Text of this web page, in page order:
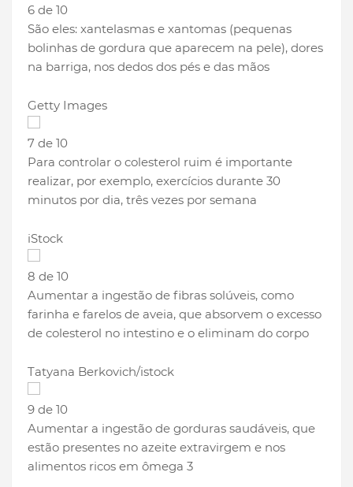
6 de 10
São eles: xantelasmas e xantomas (pequenas
bolinhas de gordura que aparecem na pele), dores
na barriga, nos dedos dos pés e das mãos
Getty Images
7 de 10
Para controlar o colesterol ruim é importante
realizar, por exemplo, exercícios durante 30
minutos por dia, três vezes por semana
iStock
8 de 10
Aumentar a ingestão de fibras solúveis, como
farinha e farelos de aveia, que absorvem o excesso
de colesterol no intestino e o eliminam do corpo
Tatyana Berkovich/istock
9 de 10
Aumentar a ingestão de gorduras saudáveis, que
estão presentes no azeite extravirgem e nos
alimentos ricos em ômega 3